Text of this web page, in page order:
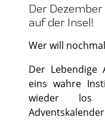
Der
auf der Insel!
Wer will
Der Lebendige
eins wahre
wieder los